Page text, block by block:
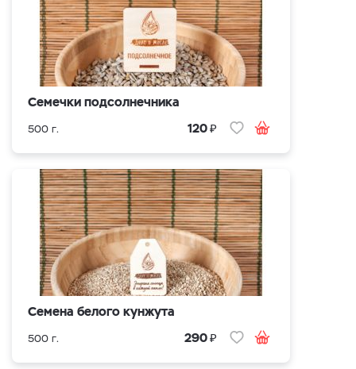
Семечки подсолнечника
500 г. 120₽
Семена белого кунжута
500 г. 290₽